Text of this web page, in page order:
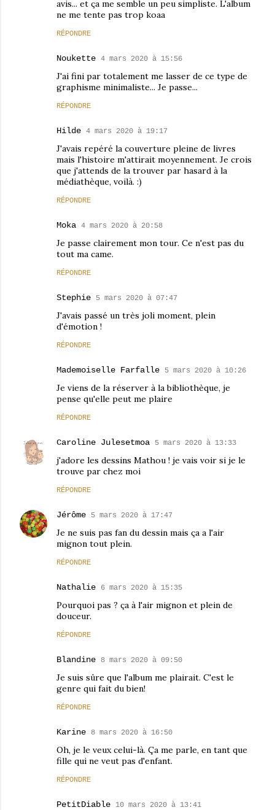
avis... et ça me semble un peu simpliste. L'album
ne me tente pas trop koaa
RÉPONDRE
Noukette 4 mars 2020 à 15:56
J'ai fini par totalement me lasser de ce type de
graphisme minimaliste... Je passe...
RÉPONDRE
Hilde 4 mars 2020 à 19:17
J'avais repéré la couverture pleine de livres
mais l'histoire m'attirait moyennement. Je crois
que j'attends de la trouver par hasard à la
médiathèque, voilà. :)
RÉPONDRE
Moka 4 mars 2020 à 20:58
Je passe clairement mon tour. Ce n'est pas du
tout ma came.
RÉPONDRE
Stephie 5 mars 2020 à 07:47
J'avais passé un très joli moment, plein
d'émotion !
RÉPONDRE
Mademoiselle Farfalle 5 mars 2020 à 10:26
Je viens de la réserver à la bibliothèque, je
pense qu'elle peut me plaire
RÉPONDRE
Caroline Julesetmoa 5 mars 2020 à 13:33
j'adore les dessins Mathou ! je vais voir si je le
trouve par chez moi
RÉPONDRE
Jérôme 5 mars 2020 à 17:47
Je ne suis pas fan du dessin mais ça a l'air
mignon tout plein.
RÉPONDRE
Nathalie 6 mars 2020 à 15:35
Pourquoi pas ? ça à l'air mignon et plein de
douceur.
RÉPONDRE
Blandine 8 mars 2020 à 09:50
Je suis sûre que l'album me plairait. C'est le
genre qui fait du bien!
RÉPONDRE
Karine 8 mars 2020 à 16:50
Oh, je le veux celui-là. Ça me parle, en tant que
fille qui ne veut pas d'enfant.
RÉPONDRE
PetitDiable 10 mars 2020 à 13:41